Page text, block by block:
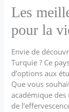
Les
pour la
Envie de
Turquie ? Ce
d’options aux
Que vous
académique
de